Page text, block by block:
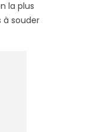
la plus
souder